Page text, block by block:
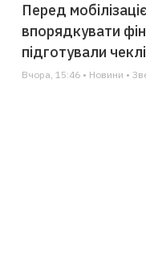
Перед
впорядкувати
підготували
Вчора, 15:46 • Новини •